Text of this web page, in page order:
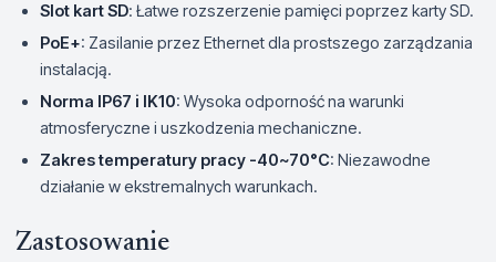
Slot kart SD: Łatwe rozszerzenie pamięci poprzez karty SD.
PoE+: Zasilanie przez Ethernet dla prostszego zarządzania
instalacją.
Norma IP67 i IK10: Wysoka odporność na warunki
atmosferyczne i uszkodzenia mechaniczne.
Zakres temperatury pracy -40~70°C: Niezawodne
działanie w ekstremalnych warunkach.
Zastosowanie